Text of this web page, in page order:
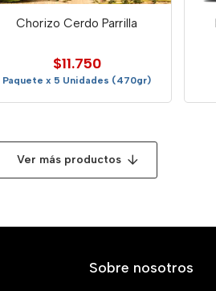
Chorizo Cerdo Parrilla
$11.750
Paquete x 5 Unidades (470gr)
Ver más productos
Sobre nosotros